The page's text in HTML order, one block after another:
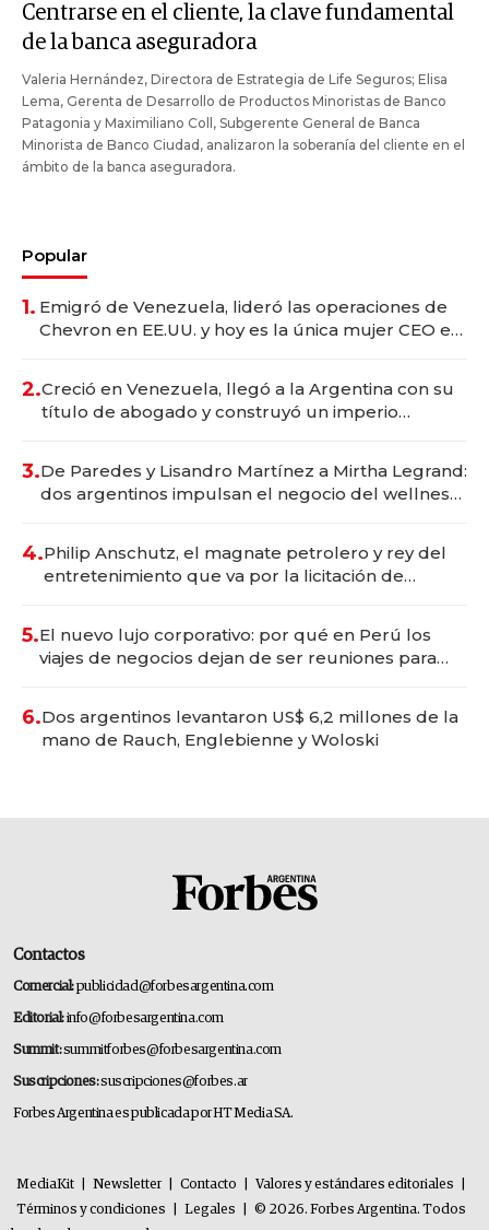
Centrarse en el cliente, la clave fundamental
de la banca aseguradora
Valeria Hernández, Directora de Estrategia de Life Seguros; Elisa
Lema, Gerenta de Desarrollo de Productos Minoristas de Banco
Patagonia y Maximiliano Coll, Subgerente General de Banca
Minorista de Banco Ciudad, analizaron la soberanía del cliente en el
ámbito de la banca aseguradora.
Popular
1. Emigró de Venezuela, lideró las operaciones de
Chevron en EE.UU. y hoy es la única mujer CEO en
2.Creció en Venezuela, llegó a la Argentina con su
título de abogado y construyó un imperio
3.De Paredes y Lisandro Martínez a Mirtha Legrand:
dos argentinos impulsan el negocio del wellness
4.Philip Anschutz, el magnate petrolero y rey del
entretenimiento que va por la licitación de
5.El nuevo lujo corporativo: por qué en Perú los
viajes de negocios dejan de ser reuniones para
6.Dos argentinos levantaron US$ 6,2 millones de la
mano de Rauch, Englebienne y Woloski
Contactos
Comercial:publicidad@forbesargentina.com
Editorial:info@forbesargentina.com
Summit:summitforbes@forbesargentina.com
Suscripciones:suscripciones@forbes.ar
Forbes Argentina es publicada por HT Media SA.
MediaKit Newsletter Contacto Valores y estándares editoriales
Términos y condiciones
Legales
© 2026. Forbes Argentina. Todos